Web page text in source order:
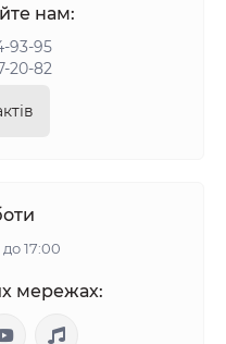
нам:
93-95
20-82
17:00
мережах: